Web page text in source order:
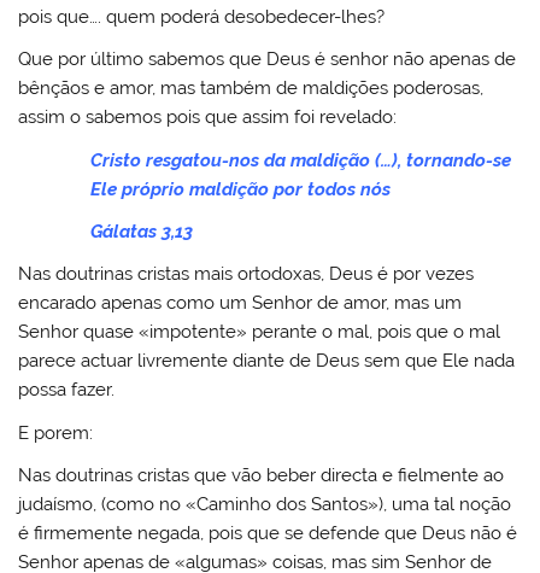
pois que…. quem poderá desobedecer-lhes?
Que por último sabemos que Deus é senhor não apenas de
bênçãos e amor, mas também de maldições poderosas,
assim o sabemos pois que assim foi revelado:
Cristo resgatou-nos da maldição (…), tornando-se
Ele próprio maldição por todos nós
Gálatas 3,13
Nas doutrinas cristas mais ortodoxas, Deus é por vezes
encarado apenas como um Senhor de amor, mas um
Senhor quase «impotente» perante o mal, pois que o mal
parece actuar livremente diante de Deus sem que Ele nada
possa fazer.
E porem:
Nas doutrinas cristas que vão beber directa e fielmente ao
judaísmo, (como no «Caminho dos Santos»), uma tal noção
é firmemente negada, pois que se defende que Deus não é
Senhor apenas de «algumas» coisas, mas sim Senhor de